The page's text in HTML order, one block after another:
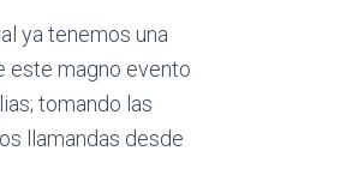
ya tenemos una
este magno evento
tomando las
llamandas desde